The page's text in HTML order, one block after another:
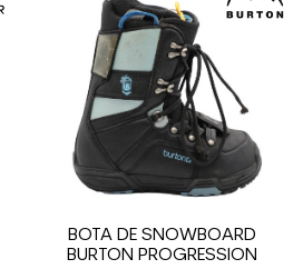
BOTA DE SNOWBOARD
BURTON PROGRESSION